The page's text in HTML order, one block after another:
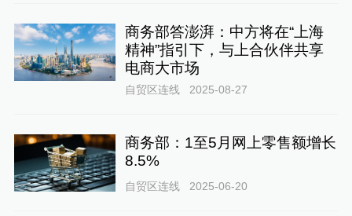
商务部答澎湃：中方将在“上海
精神”指引下，与上合伙伴共享
电商大市场
自贸区连线 2025-08-27
商务部：1至5月网上零售额增长
8.5%
自贸区连线 2025-06-20